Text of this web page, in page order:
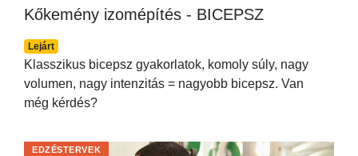
Kőkemény izomépítés - BICEPSZ
Lejárt
Klasszikus bicepsz gyakorlatok, komoly súly, nagy
volumen, nagy intenzitás = nagyobb bicepsz. Van
még kérdés?
EDZÉSTERVEK